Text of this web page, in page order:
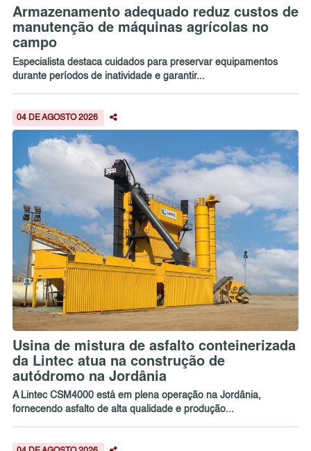
Armazenamento adequado reduz custos de
manutenção de máquinas agrícolas no
campo
Especialista destaca cuidados para preservar equipamentos
durante períodos de inatividade e garantir...
04 DE AGOSTO 2026
Usina de mistura de asfalto conteinerizada
da Lintec atua na construção de
autódromo na Jordânia
A Lintec CSM4000 está em plena operação na Jordânia,
fornecendo asfalto de alta qualidade e produção...